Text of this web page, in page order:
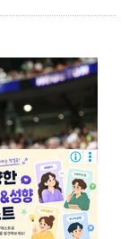
송성문, 나흘 만에 선발 출전해 2타수 1안타…3루 도…